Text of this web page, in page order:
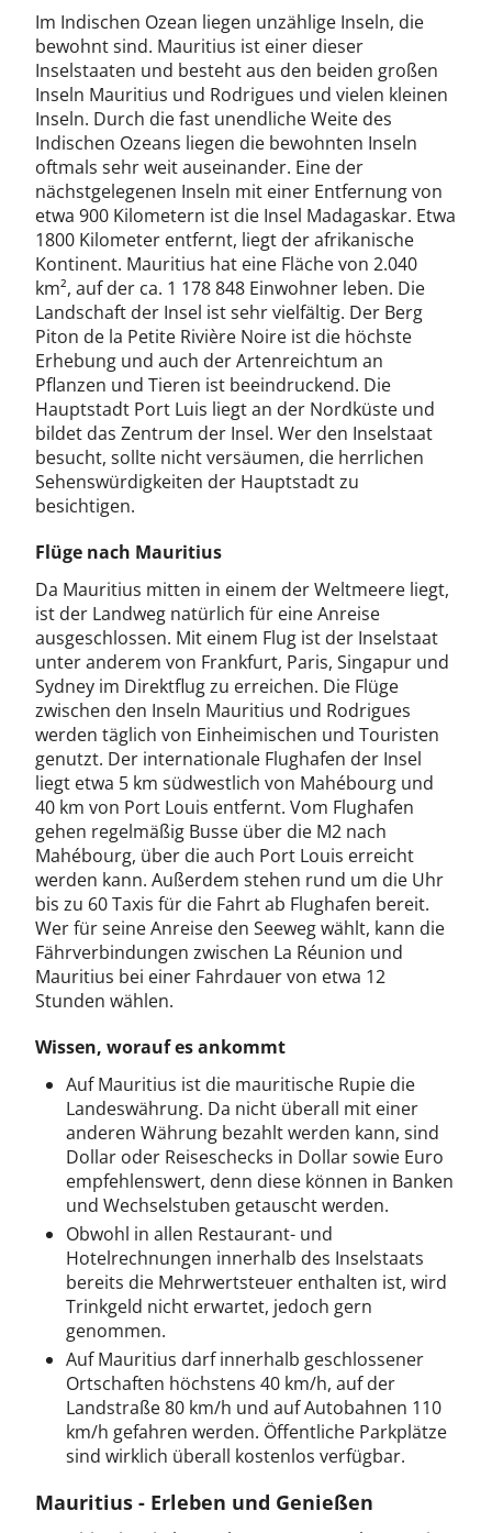
Im Indischen Ozean liegen unzählige Inseln, die
bewohnt sind. Mauritius ist einer dieser
Inselstaaten und besteht aus den beiden großen
Inseln Mauritius und Rodrigues und vielen kleinen
Inseln. Durch die fast unendliche Weite des
Indischen Ozeans liegen die bewohnten Inseln
oftmals sehr weit auseinander. Eine der
nächstgelegenen Inseln mit einer Entfernung von
etwa 900 Kilometern ist die Insel Madagaskar. Etwa
1800 Kilometer entfernt, liegt der afrikanische
Kontinent. Mauritius hat eine Fläche von 2.040
km², auf der ca. 1 178 848 Einwohner leben. Die
Landschaft der Insel ist sehr vielfältig. Der Berg
Piton de la Petite Rivière Noire ist die höchste
Erhebung und auch der Artenreichtum an
Pflanzen und Tieren ist beeindruckend. Die
Hauptstadt Port Luis liegt an der Nordküste und
bildet das Zentrum der Insel. Wer den Inselstaat
besucht, sollte nicht versäumen, die herrlichen
Sehenswürdigkeiten der Hauptstadt zu
besichtigen.
Flüge nach Mauritius
Da Mauritius mitten in einem der Weltmeere liegt,
ist der Landweg natürlich für eine Anreise
ausgeschlossen. Mit einem Flug ist der Inselstaat
unter anderem von Frankfurt, Paris, Singapur und
Sydney im Direktflug zu erreichen. Die Flüge
zwischen den Inseln Mauritius und Rodrigues
werden täglich von Einheimischen und Touristen
genutzt. Der internationale Flughafen der Insel
liegt etwa 5 km südwestlich von Mahébourg und
40 km von Port Louis entfernt. Vom Flughafen
gehen regelmäßig Busse über die M2 nach
Mahébourg, über die auch Port Louis erreicht
werden kann. Außerdem stehen rund um die Uhr
bis zu 60 Taxis für die Fahrt ab Flughafen bereit.
Wer für seine Anreise den Seeweg wählt, kann die
Fährverbindungen zwischen La Réunion und
Mauritius bei einer Fahrdauer von etwa 12
Stunden wählen.
Wissen, worauf es ankommt
Auf Mauritius ist die mauritische Rupie die
Landeswährung. Da nicht überall mit einer
anderen Währung bezahlt werden kann, sind
Dollar oder Reiseschecks in Dollar sowie Euro
empfehlenswert, denn diese können in Banken
und Wechselstuben getauscht werden.
Obwohl in allen Restaurant- und
Hotelrechnungen innerhalb des Inselstaats
bereits die Mehrwertsteuer enthalten ist, wird
Trinkgeld nicht erwartet, jedoch gern
genommen.
Auf Mauritius darf innerhalb geschlossener
Ortschaften höchstens 40 km/h, auf der
Landstraße 80 km/h und auf Autobahnen 110
km/h gefahren werden. Öffentliche Parkplätze
sind wirklich überall kostenlos verfügbar.
Mauritius - Erleben und Genießen